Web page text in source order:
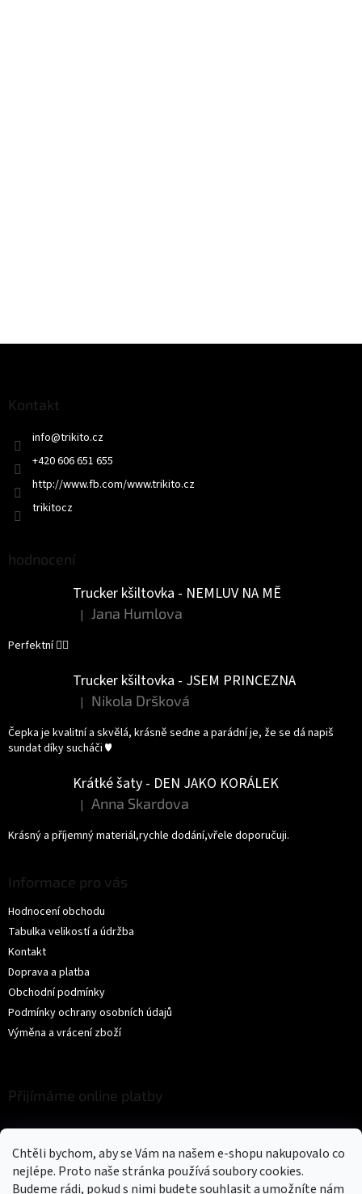
Chtěli bychom, aby se Vám na našem e-shopu nakupovalo co
nejlépe. Proto naše stránka používá soubory cookies.
Budeme rádi, pokud s nimi budete souhlasit a umožníte nám
Kontakt
info@trikito.cz
+420 606 651 655
http://www.fb.com/www.trikito.cz
trikitocz
hodnocení
Trucker kšiltovka - NEMLUV NA MĚ
Hodnocení produktu je 5 z 5 hvězdiček.
| Jana Humlova
Perfektní 👌🏻
Trucker kšiltovka - JSEM PRINCEZNA
Hodnocení produktu je 5 z 5 hvězdiček.
| Nikola Dršková
Čepka je kvalitní a skvělá, krásně sedne a parádní je, že se dá napiš
sundat díky sucháči ♥️
Krátké šaty - DEN JAKO KORÁLEK
Hodnocení produktu je 5 z 5 hvězdiček.
| Anna Skardova
Krásný a příjemný materiál,rychle dodání,vřele doporučuji.
Informace pro vás
Hodnocení obchodu
Tabulka velikostí a údržba
Kontakt
Doprava a platba
Obchodní podmínky
Podmínky ochrany osobních údajů
Výměna a vrácení zboží
Přijímáme online platby